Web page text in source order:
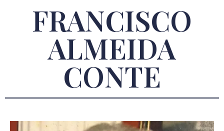
FRANCISCO
ALMEIDA
CONTE